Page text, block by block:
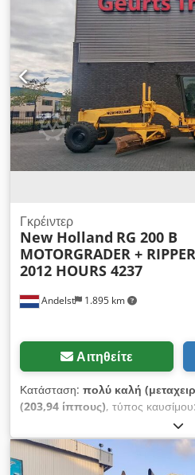
Andelst 1.895 km
Γκρέιντερ
New Holland RG 200 B
MOTORGRADER +
2012 HOURS 4237
Αιτηθείτε
Κατάσταση: πολύ καλή
(203,94 ίππους), τύπος καυσίμου:
, ώρες
κατασκευής: 2012 Κίνηση:
Καθαρό βάρος: 17.000 κιλά